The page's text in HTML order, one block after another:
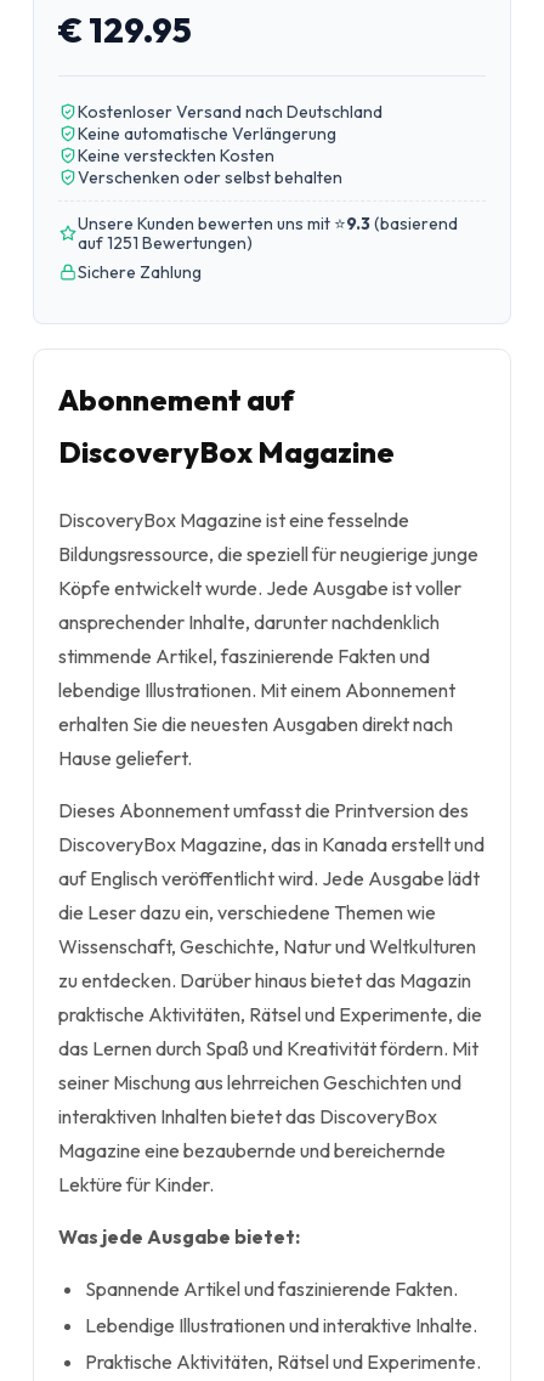
€ 129.95
Kostenloser Versand nach Deutschland
Keine automatische Verlängerung
Keine versteckten Kosten
Verschenken oder selbst behalten
Unsere Kunden bewerten uns mit ⭐9.3(basierend
auf 1251 Bewertungen)
Sichere Zahlung
Abonnement auf
DiscoveryBox Magazine
DiscoveryBox Magazine ist eine fesselnde
Bildungsressource, die speziell für neugierige junge
Köpfe entwickelt wurde. Jede Ausgabe ist voller
ansprechender Inhalte, darunter nachdenklich
stimmende Artikel, faszinierende Fakten und
lebendige Illustrationen. Mit einem Abonnement
erhalten Sie die neuesten Ausgaben direkt nach
Hause geliefert.
Dieses Abonnement umfasst die Printversion des
DiscoveryBox Magazine, das in Kanada erstellt und
auf Englisch veröffentlicht wird. Jede Ausgabe lädt
die Leser dazu ein, verschiedene Themen wie
Wissenschaft, Geschichte, Natur und Weltkulturen
zu entdecken. Darüber hinaus bietet das Magazin
praktische Aktivitäten, Rätsel und Experimente, die
das Lernen durch Spaß und Kreativität fördern. Mit
seiner Mischung aus lehrreichen Geschichten und
interaktiven Inhalten bietet das DiscoveryBox
Magazine eine bezaubernde und bereichernde
Lektüre für Kinder.
Was jede Ausgabe bietet:
Spannende Artikel und faszinierende Fakten.
Lebendige Illustrationen und interaktive Inhalte.
Praktische Aktivitäten, Rätsel und Experimente.